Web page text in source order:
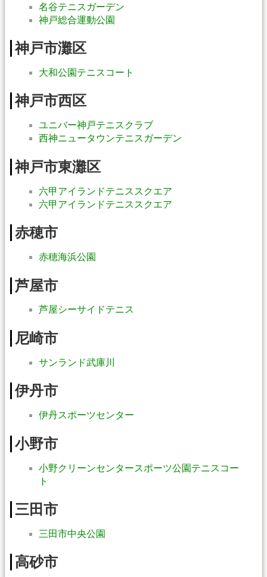
名谷テニスガーデン
神戸総合運動公園
神戸市灘区
大和公園テニスコート
神戸市西区
ユニバー神戸テニスクラブ
西神ニュータウンテニスガーデン
神戸市東灘区
六甲アイランドテニススクエア
六甲アイランドテニススクエア
赤穂市
赤穂海浜公園
芦屋市
芦屋シーサイドテニス
尼崎市
サンランド武庫川
伊丹市
伊丹スポーツセンター
小野市
小野クリーンセンタースポーツ公園テニスコー
ト
三田市
三田市中央公園
高砂市